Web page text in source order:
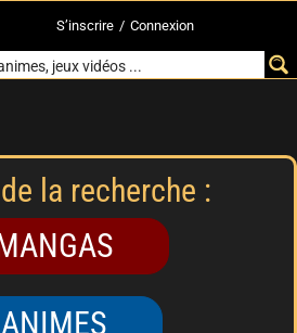
S’inscrire / Connexion
la recherche :
ANIMES